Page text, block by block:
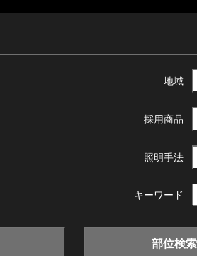
地域
採用商品
照明手法
キーワード
部位検索